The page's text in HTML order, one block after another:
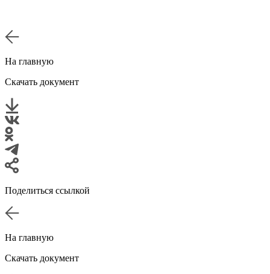
На главную
Скачать документ
Поделиться ссылкой
На главную
Скачать документ